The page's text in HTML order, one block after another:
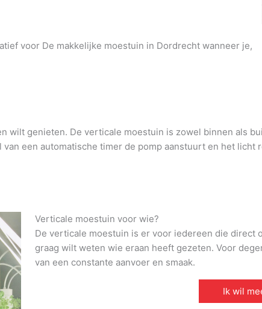
voor De makkelijke moestuin in Dordrecht wanneer je,
wilt genieten. De verticale moestuin is zowel binnen als
een automatische timer de pomp aanstuurt en het
Verticale moestuin voor wie?
De verticale moestuin is er voor iedereen die direct
graag wilt weten wie eraan heeft gezeten. Voor
van een constante aanvoer en smaak.
Ik wil